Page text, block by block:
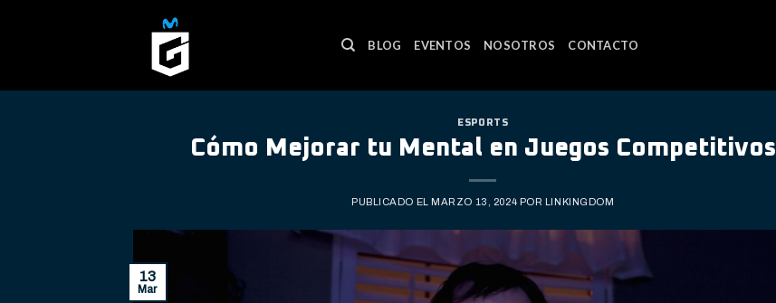
BLOG EVENTOS NOSOTROS CONTACTO
ESPORTS
Cómo Mejorar tu Mental en Juegos Competitivos
PUBLICADO EL MARZO 13, 2024 POR LINKINGDOM
13
Mar